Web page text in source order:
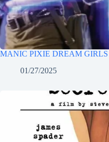
MANIC PIXIE DREAM GIRLS
01/27/2025